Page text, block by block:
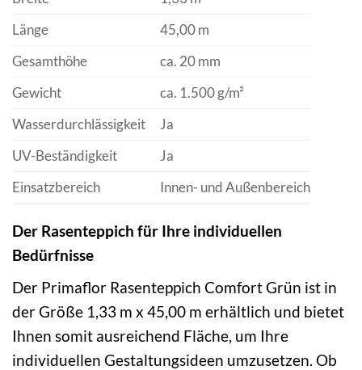
Länge
45,00 m
Gesamthöhe
ca. 20 mm
Gewicht
ca. 1.500 g/m²
Wasserdurchlässigkeit
Ja
UV-Beständigkeit
Ja
Einsatzbereich
Innen- und Außenbereich
Der Rasenteppich für Ihre individuellen
Bedürfnisse
Der Primaflor Rasenteppich Comfort Grün ist in
der Größe 1,33 m x 45,00 m erhältlich und bietet
Ihnen somit ausreichend Fläche, um Ihre
individuellen Gestaltungsideen umzusetzen. Ob